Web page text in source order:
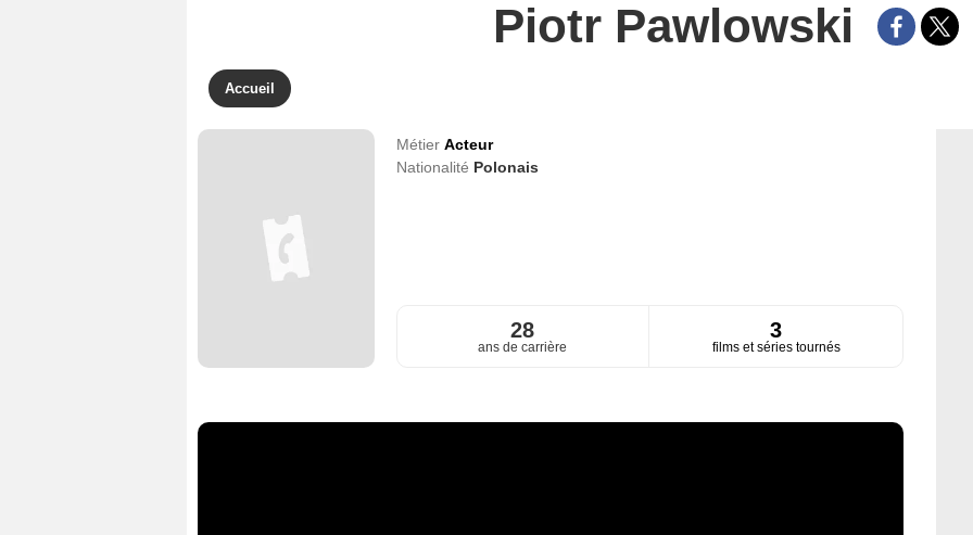
Piotr Pawlowski
Accueil
Métier Acteur
Nationalité Polonais
28
ans de carrière
3
films et séries tournés